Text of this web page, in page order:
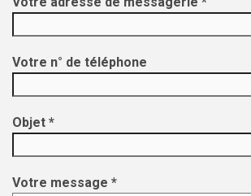
Votre n° de téléphone
Objet *
Votre message *